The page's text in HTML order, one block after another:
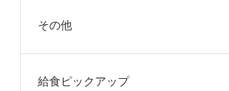
その他
給食ピックアップ